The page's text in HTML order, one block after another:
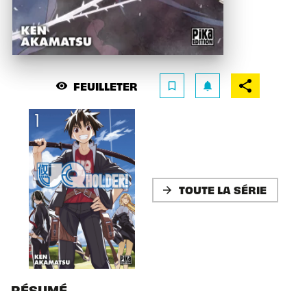
visibility FEUILLETER bookmark_border notifications
arrow_forward TOUTE LA SÉRIE